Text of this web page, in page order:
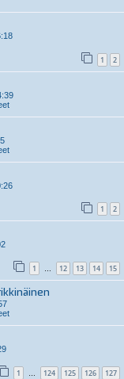
1 2
1 2
1 … 12 13 14 15
1 … 124 125 126 127